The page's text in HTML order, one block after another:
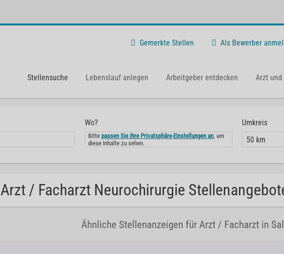
Gemerkte Stellen Als Bewerber
Stellensuche Lebenslauf anlegen Arbeitgeber entdecken Arzt und
Wo?
Bittepassen Sie Ihre Privatsphäre-Einstellungen an, um
diese Inhalte zu sehen.
Umkreis
50 km
Arzt / Facharzt Neurochirurgie
Ähnliche Stellenanzeigen für Arzt / Facharzt in